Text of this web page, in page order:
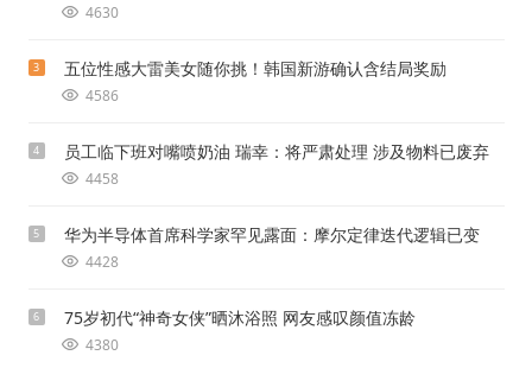
4630
3 五位性感大雷美女随你挑！韩国新游确认含结局奖励
4586
4 员工临下班对嘴喷奶油 瑞幸：将严肃处理 涉及物料已废弃
4458
5 华为半导体首席科学家罕见露面：摩尔定律迭代逻辑已变
4428
6 75岁初代“神奇女侠”晒沐浴照 网友感叹颜值冻龄
4380